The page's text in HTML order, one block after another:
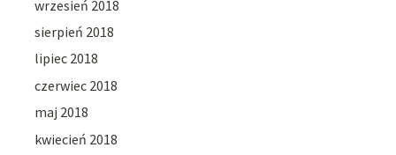
wrzesień 2018
sierpień 2018
lipiec 2018
czerwiec 2018
maj 2018
kwiecień 2018